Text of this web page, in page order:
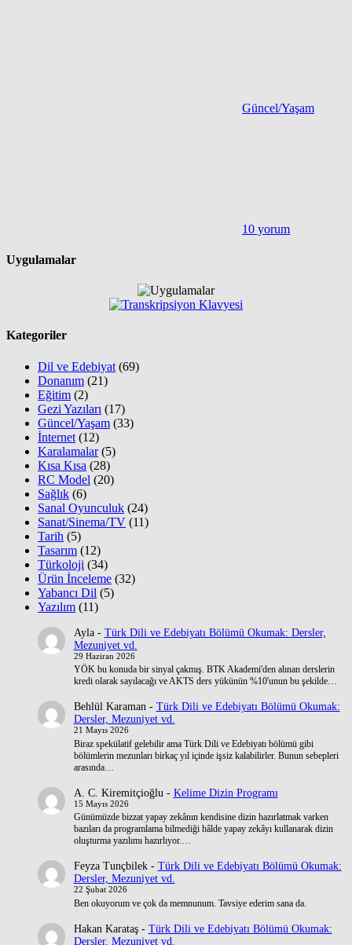
Güncel/Yaşam
10 yorum
Uygulamalar
Kategoriler
Dil ve Edebiyat (69)
Donanım (21)
Eğitim (2)
Gezi Yazıları (17)
Güncel/Yaşam (33)
İnternet (12)
Karalamalar(5)
Kısa Kısa (28)
RC Model (20)
Sağlık (6)
Sanal Oyunculuk (24)
Sanat/Sinema/TV (11)
Tarih (5)
Tasarım (12)
Türkoloji (34)
Ürün İnceleme (32)
Yabancı Dil (5)
Yazılım (11)
Ayla- Türk Dili ve Edebiyatı Bölümü Okumak: Dersler,
Mezuniyet vd.
29 Haziran 2026
YÖK bu konuda bir sinyal çakmış. BTK Akademi'den alınan derslerin
kredi olarak sayılacağı ve AKTS ders yükünün %10'unun bu şekilde…
Behlül Karaman- Türk Dili ve Edebiyatı Bölümü Okumak:
Dersler, Mezuniyet vd.
21 Mayıs 2026
Biraz spekülatif gelebilir ama Türk Dili ve Edebiyatı bölümü gibi
bölümlerin mezunları birkaç yıl içinde işsiz kalabilirler. Bunun sebepleri
arasında…
A. C. Kiremitçioğlu - Kelime Dizin Programı
15 Mayıs 2026
Günümüzde bizzat yapay zekânın kendisine dizin hazırlatmak varken
bazıları da programlama bilmediği hâlde yapay zekâyı kullanarak dizin
oluşturma yazılımı hazırlıyor.…
Feyza Tunçbilek- Türk Dili ve Edebiyatı Bölümü Okumak:
Dersler, Mezuniyet vd.
22 Şubat 2026
Ben okuyorum ve çok da memnunum. Tavsiye ederim sana da.
Hakan Karataş- Türk Dili ve Edebiyatı Bölümü Okumak:
Dersler, Mezuniyet vd.